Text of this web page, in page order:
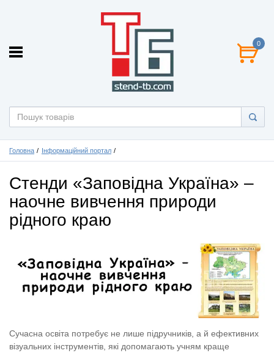
0
Головна Інформаційний портал
Стенди «Заповідна Україна» –
наочне вивчення природи
рідного краю
Сучасна освіта потребує не лише підручників, а й ефективних
візуальних інструментів, які допомагають учням краще